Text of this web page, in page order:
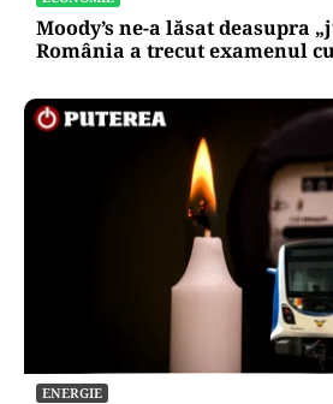
Moody’s ne-a lăsat deasupra
România a trecut examenul
ENERGIE